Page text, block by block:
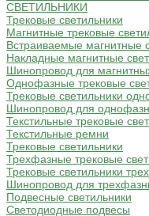
СВЕТИЛЬНИКИ
Трековые светильники
Магнитные трековые
Встраиваемые магнитные
Накладные магнитные
Шинопровод для
Однофазные трековые
Трековые светильники
Шинопровод для
Текстильные трековые
Текстильные ремни
Трековые светильники
Трехфазные трековые
Трековые светильники
Шинопровод для
Подвесные светильники
Светодиодные подвесы